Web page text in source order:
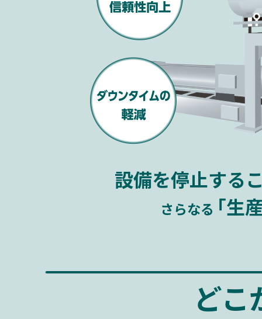
設備を停止する
さらなる ｢生
どこ